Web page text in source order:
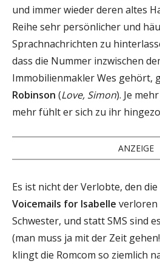
und immer wieder deren altes
Reihe sehr persönlicher und
Sprachnachrichten zu
dass die Nummer inzwischen
Immobilienmakler Wes gehört,
Robinson (Love, Simon). Je
mehr fühlt er sich zu ihr
ANZEIGE
Es ist nicht der Verlobte, den
Voicemails for Isabelle verloren
Schwester, und statt SMS sind
(man muss ja mit der Zeit
klingt die Romcom so ziemlich